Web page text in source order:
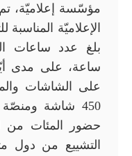
مؤسّسة إعلاميّة،
الإعلاميّة
ساعة، على مدى
على الشاشات
450 شاشة
حضور المئات من
التشييع من دول